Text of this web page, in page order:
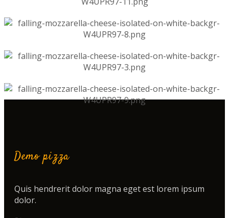
Demo pizza
Quis hendrerit dolor magna eget est lorem ipsum
dolor.